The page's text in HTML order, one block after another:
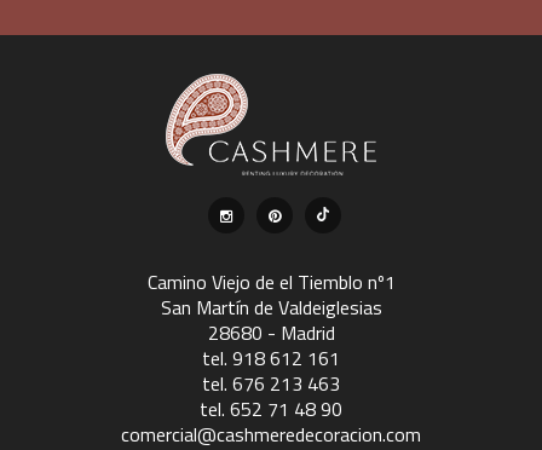
Camino Viejo de el Tiemblo nº1
San Martín de Valdeiglesias
28680 - Madrid
tel. 918 612 161
tel. 676 213 463
tel. 652 71 48 90
comercial@cashmeredecoracion.com